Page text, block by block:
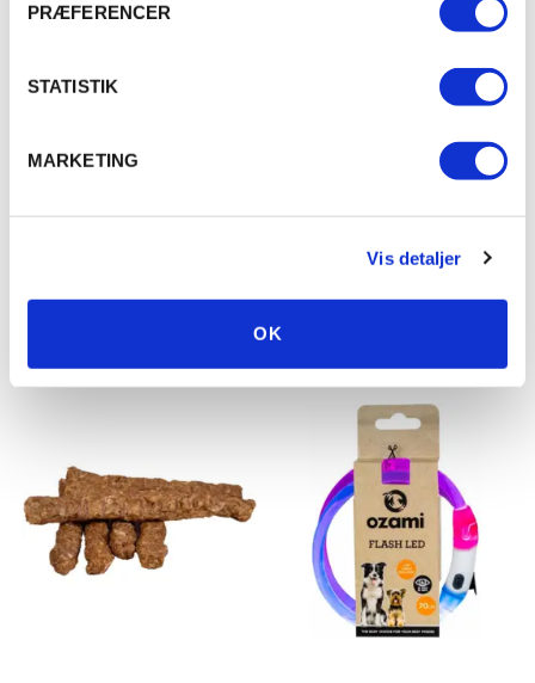
PRÆFERENCER
STATISTIK
MARKETING
Vis detaljer
OK
Ozami Hjortesticks 20cm -
Tyggepinde
Ozami Rensticks 20cm -
Tyggepinde
25,00